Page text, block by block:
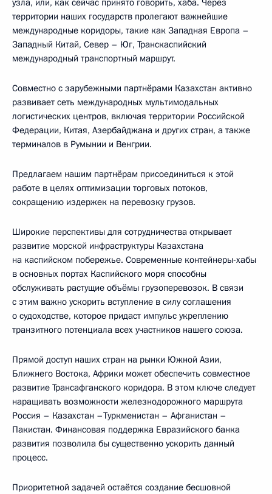
территории наших государств пролегают важнейшие
международные коридоры, такие как Западная Европа –
Западный Китай, Север – Юг, Транскаспийский
международный транспортный маршрут.
Совместно с зарубежными партнёрами Казахстан активно
развивает сеть международных мультимодальных
логистических центров, включая территории Российской
Федерации, Китая, Азербайджана и других стран, а также
терминалов в Румынии и Венгрии.
Предлагаем нашим партнёрам присоединиться к этой
работе в целях оптимизации торговых потоков,
сокращению издержек на перевозку грузов.
Широкие перспективы для сотрудничества открывает
развитие морской инфраструктуры Казахстана
на каспийском побережье. Современные контейнеры-хабы
в основных портах Каспийского моря способны
обслуживать растущие объёмы грузоперевозок. В связи
с этим важно ускорить вступление в силу соглашения
о судоходстве, которое придаст импульс укреплению
транзитного потенциала всех участников нашего союза.
Прямой доступ наших стран на рынки Южной Азии,
Ближнего Востока, Африки может обеспечить совместное
развитие Трансафганского коридора. В этом ключе следует
наращивать возможности железнодорожного маршрута
Россия – Казахстан –Туркменистан – Афганистан –
Пакистан. Финансовая поддержка Евразийского банка
развития позволила бы существенно ускорить данный
процесс.
Приоритетной задачей остаётся создание бесшовной